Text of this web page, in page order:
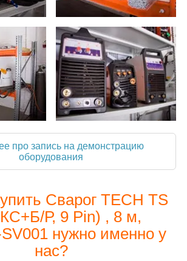
про запись на демонстрацию
оборудования
Сварог TECH TS
Р, 9 Pin) , 8 м,
нужно именно у
нас?